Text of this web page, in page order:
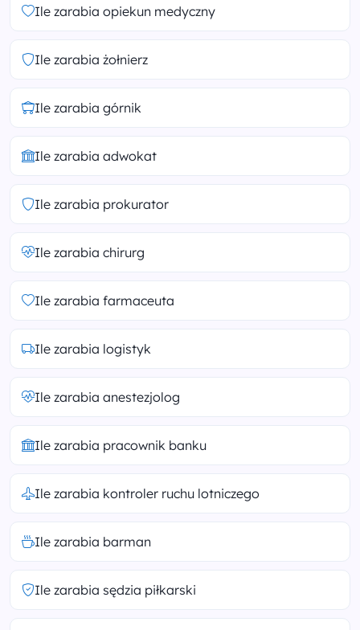
Ile zarabia opiekun medyczny
Ile zarabia żołnierz
Ile zarabia górnik
Ile zarabia adwokat
Ile zarabia prokurator
Ile zarabia chirurg
Ile zarabia farmaceuta
Ile zarabia logistyk
Ile zarabia anestezjolog
Ile zarabia pracownik banku
Ile zarabia kontroler ruchu lotniczego
Ile zarabia barman
Ile zarabia sędzia piłkarski